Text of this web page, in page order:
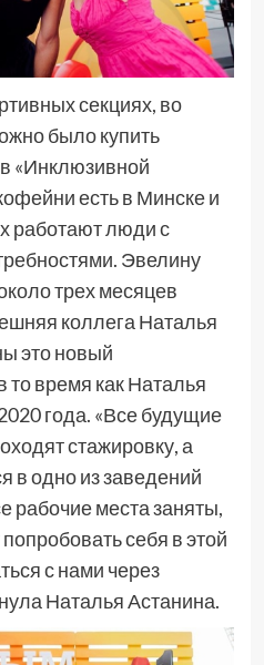
секциях, во
было купить
«Инклюзивной
есть в Минске и
работают люди с
Эвелину
трех месяцев
коллега Наталья
это новый
то время как Наталья
года. «Все будущие
стажировку, а
в одно из заведений
рабочие места заняты,
себя в этой
с нами через
Наталья Астанина.